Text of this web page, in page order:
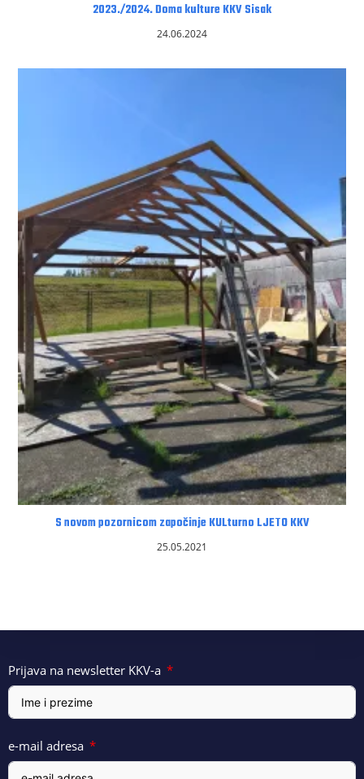
2023./2024. Doma kulture KKV Sisak
24.06.2024
S novom pozornicom započinje KULturno LJETO KKV
25.05.2021
Prijava na newsletter KKV-a
e-mail adresa